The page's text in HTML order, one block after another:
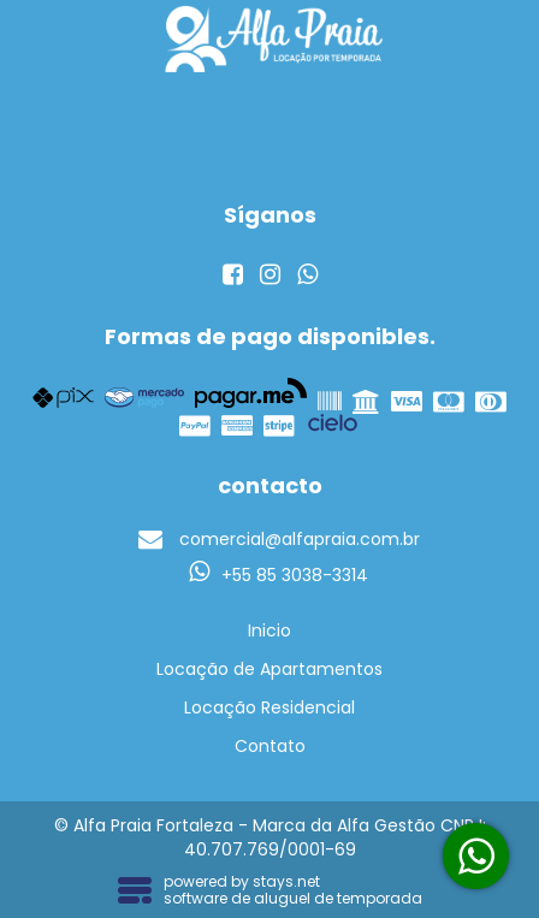
Síganos
Formas de pago disponibles.
contacto
comercial@alfapraia.com.br
+55 85 3038-3314
Inicio
Locação de Apartamentos
Locação Residencial
Contato
© Alfa Praia Fortaleza - Marca da Alfa Gestão CNPJ:
40.707.769/0001-69
powered bystays.net
software de aluguel de temporada